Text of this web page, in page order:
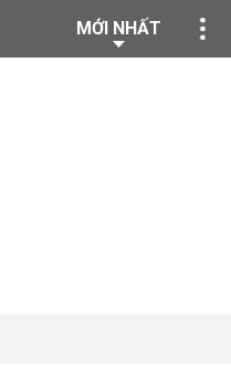
MỚI NHẤT